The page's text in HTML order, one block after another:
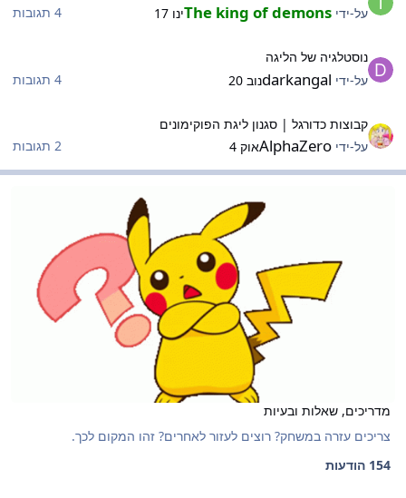
על-ידי The king of demonsינו 17
4 תגובות
נוסטלגיה של הליגה
על-ידי darkangalנוב 20
4 תגובות
קבוצות כדורגל | סגנון ליגת הפוקימונים
על-ידי AlphaZeroאוק 4 2 תגובות
מדריכים, שאלות ובעיות
צריכים עזרה במשחק? רוצים לעזור לאחרים? זהו המקום לכך.
154 הודעות